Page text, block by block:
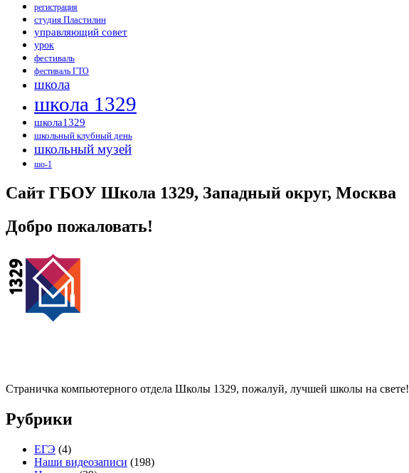
регистрация
студия Пластилин
управляющий совет
урок
фестиваль
фестиваль ГТО
школа
школа 1329
школа1329
школьный клубный день
школьный музей
шо-1
Сайт ГБОУ Школа 1329, Западный округ, Москва
Добро пожаловать!
Страничка компьютерного отдела Школы 1329, пожалуй, лучшей школы на свете!
Рубрики
ЕГЭ (4)
Наши видеозаписи (198)